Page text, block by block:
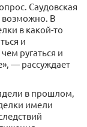
Саудовская
возможно. В
в какой-то
и
ругаться и
— рассуждает
в прошлом,
имели